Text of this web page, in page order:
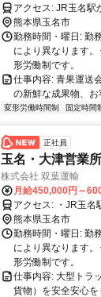
アクセス: JR
熊本県玉名市
勤務時間・曜日: 勤
により異なります
形労働制です。
仕事内容: 青果運送
の新鮮な成果物、お
変形労働時間制 固定時間
正社員
玉名・大津営業
株式会社 双葉運輸
月給450,000円～
アクセス:
熊本県玉名市
勤務時間・曜日: 勤
により異なります
形労働制です。
仕事内容: 大型トラ
貨物）を安全安心を